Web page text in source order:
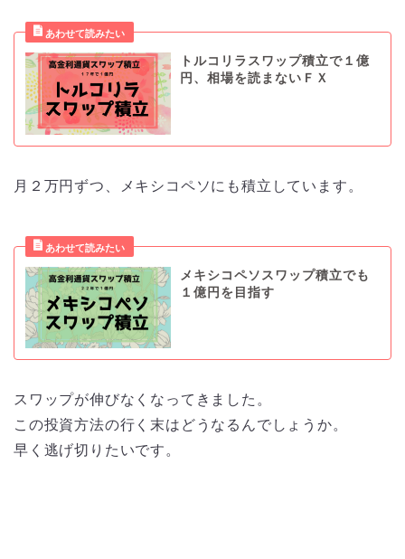
トルコリラスワップ積立で１億
円、相場を読まないＦＸ
月２万円ずつ、メキシコペソにも積立しています。
メキシコペソスワップ積立でも
１億円を目指す
スワップが伸びなくなってきました。
この投資方法の行く末はどうなるんでしょうか。
早く逃げ切りたいです。